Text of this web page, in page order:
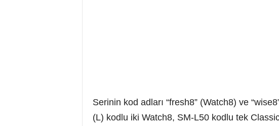
Serinin kod adları “fresh8” (Watch8) ve
(L) kodlu iki Watch8, SM‑L50 kodlu tek